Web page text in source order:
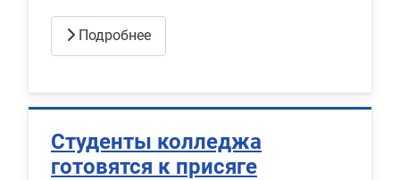
Подробнее
Студенты колледжа
готовятся к присяге